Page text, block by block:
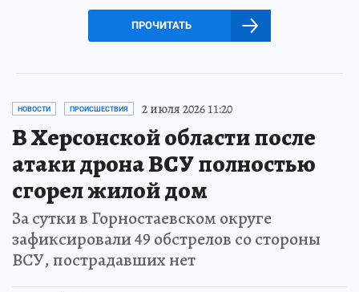
ПРОЧИТАТЬ
НОВОСТИ ПРОИСШЕСТВИЯ 2 июля 2026 11:20
В Херсонской области после
атаки дрона ВСУ полностью
сгорел жилой дом
За сутки в Горностаевском округе
зафиксировали 49 обстрелов со стороны
ВСУ, пострадавших нет